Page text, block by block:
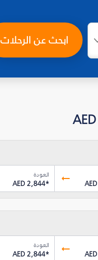
ابحث عن الرحلات
العودة
AED 2,844*
العودة
AED 2,844*